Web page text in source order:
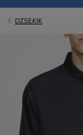
DZSEKIK